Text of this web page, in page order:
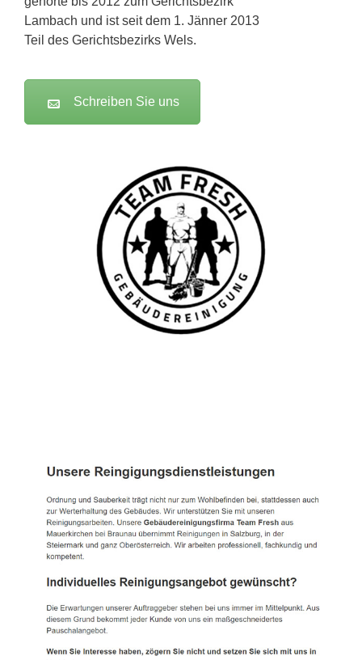
Lambach und ist seit dem 1. Jänner 2013
Teil des Gerichtsbezirks Wels.
Schreiben Sie uns